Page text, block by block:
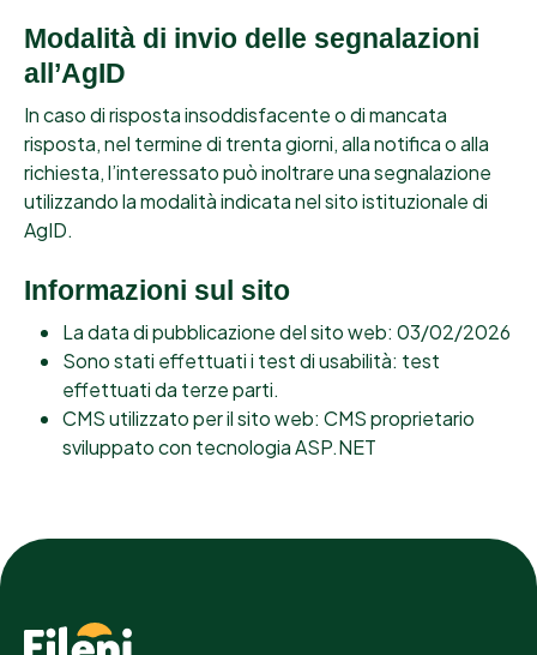
Modalità di invio delle segnalazioni
all’AgID
In caso di risposta insoddisfacente o di mancata
risposta, nel termine di trenta giorni, alla notifica o alla
richiesta, l’interessato può inoltrare una segnalazione
utilizzando la modalità indicata nel sito istituzionale di
AgID.
Informazioni sul sito
La data di pubblicazione del sito web: 03/02/2026
Sono stati effettuati i test di usabilità: test
effettuati da terze parti.
CMS utilizzato per il sito web: CMS proprietario
sviluppato con tecnologia ASP.NET